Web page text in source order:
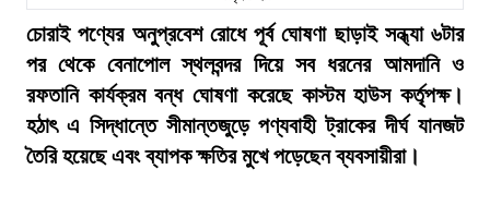
চোরাই পণ্যের অনুপ্রবেশ রোধে পূর্ব ঘোষণা ছাড়াই সন্ধ্যা ৬টার
পর থেকে বেনাপোল স্থলবন্দর দিয়ে সব ধরনের আমদানি ও
রফতানি কার্যক্রম বন্ধ ঘোষণা করেছে কাস্টম হাউস কর্তৃপক্ষ।
হঠাৎ এ সিদ্ধান্তে সীমান্তজুড়ে পণ্যবাহী ট্রাকের দীর্ঘ যানজট
তৈরি হয়েছে এবং ব্যাপক ক্ষতির মুখে পড়েছেন ব্যবসায়ীরা।